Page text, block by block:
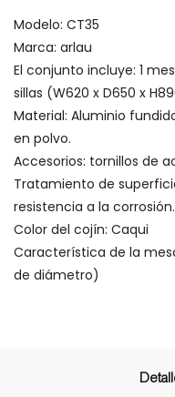
Modelo: CT35
Marca: arlau
El conjunto incluye: 1
sillas (W620 x D650 x
Material: Aluminio
en polvo.
Accesorios: tornillos de
Tratamiento de
resistencia a la corrosión.
Color del cojín: Caqui
Característica de la
de diámetro)